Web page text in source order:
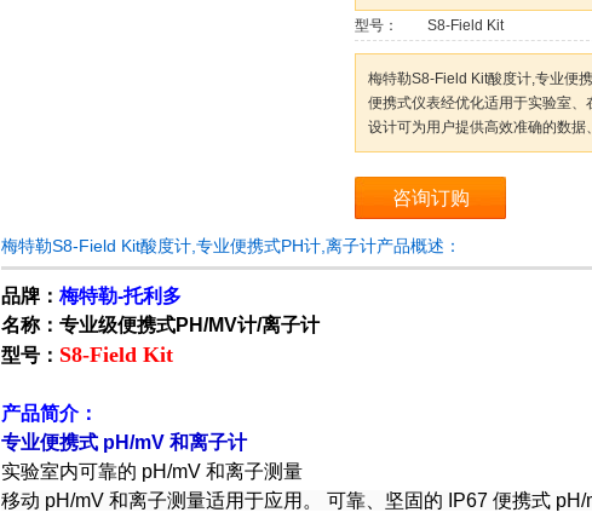
型号： S8-Field Kit
梅特勒S8-Field Kit酸度计,专业便
便携式仪表经优化适用于实验室
设计可为用户提供高效准确的数据
咨询订购
梅特勒S8-Field Kit酸度计,专业便携式PH计,离子计产品概述：
品牌： 梅特勒-托利多
名称：专业级便携式PH/MV计/离子计
型号： S8-Field Kit
产品简介：
专业便携式 pH/mV 和离子计
实验室内可靠的 pH/mV 和离子测量
移动 pH/mV 和离子测量适用于应用。 可靠、坚固的 IP67 便携式